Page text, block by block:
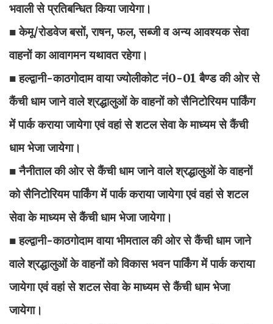
भवाली से प्रतिबन्धित किया जायेगा।
■ केमू/रोडवेज बसों, राषन, फल, सब्जी व अन्य आवश्यक सेवा
वाहनों का आवागमन यथावत रहेगा।
■ हल्द्वानी-काठगोदाम वाया ज्योलीकोट नं0-01 बैण्ड की ओर से
कैंची धाम जाने वाले श्रद्धालुओं के वाहनों को सैनिटोरियम पार्किंग
में पार्क कराया जायेगा एवं वहां से शटल सेवा के माध्यम से कैंची
धाम भेजा जायेगा।
■ नैनीताल की ओर से कैंची धाम जाने वाले श्रद्धालुओं के वाहनों
को सैनिटोरियम पार्किंग में पार्क कराया जायेगा एवं वहां से शटल
सेवा के माध्यम से कैंची धाम भेजा जायेगा।
■ हल्द्वानी-काठगोदाम वाया भीमताल की ओर से कैंची धाम जाने
वाले श्रद्धालुओं के वाहनों को विकास भवन पार्किंग में पार्क कराया
जायेगा एवं वहां से शटल सेवा के माध्यम से कैंची धाम भेजा
जायेगा।